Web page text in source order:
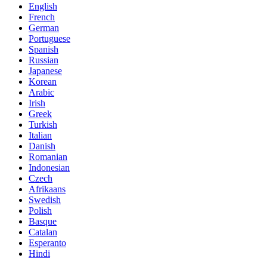
English
French
German
Portuguese
Spanish
Russian
Japanese
Korean
Arabic
Irish
Greek
Turkish
Italian
Danish
Romanian
Indonesian
Czech
Afrikaans
Swedish
Polish
Basque
Catalan
Esperanto
Hindi